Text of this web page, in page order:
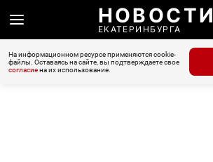
НОВОСТИ
ЕКАТЕРИНБУРГА
На информационном ресурсе применяются cookie-
файлы. Оставаясь на сайте, вы подтверждаете свое
согласиена их использование.